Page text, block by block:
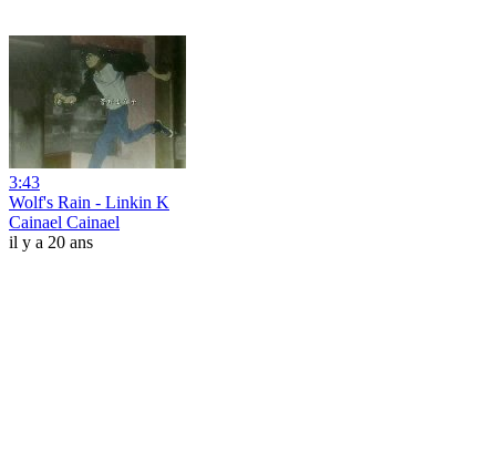
3:43
Wolf's Rain - Linkin K
Cainael Cainael
il y a 20 ans